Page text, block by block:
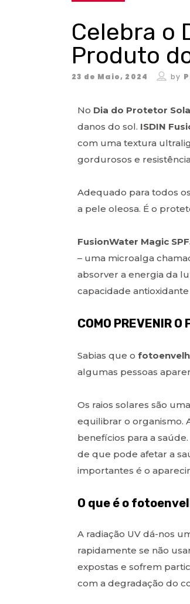
Celebra o
Produto
23 de Maio, 2024 by
No Dia do Protetor
danos do sol. ISDIN
com uma textura
gordurosos e
Adequado para todos
a pele oleosa. É o
FusionWater Magic
– uma microalga
absorver a energia da
capacidade
COMO PREVENIR
Sabias que o
algumas pessoas
Os raios solares são
equilibrar o organismo.
benefícios para a
de que pode afetar a
importantes é o
O que é o
A radiação UV dá-nos
rapidamente se não
expostas e sofrem
com a degradação do